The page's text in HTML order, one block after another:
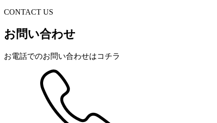
CONTACT US
お問い合わせ
お電話でのお問い合わせはコチラ